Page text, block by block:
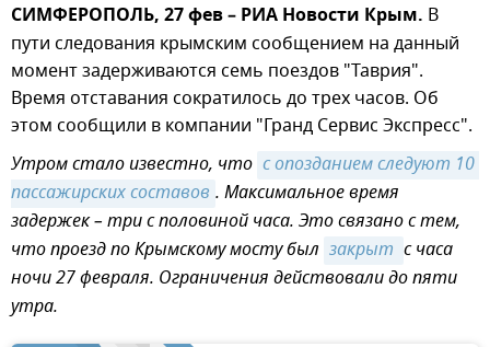
СИМФЕРОПОЛЬ, 27 фев – РИА Новости Крым. В
пути следования крымским сообщением на данный
момент задерживаются семь поездов "Таврия".
Время отставания сократилось до трех часов. Об
этом сообщили в компании "Гранд Сервис Экспресс".
Утром стало известно, что с опозданием следуют 10
пассажирских составов . Максимальное время
задержек – три с половиной часа. Это связано с тем,
что проезд по Крымскому мосту был закрыт с часа
ночи 27 февраля. Ограничения действовали до пяти
утра.